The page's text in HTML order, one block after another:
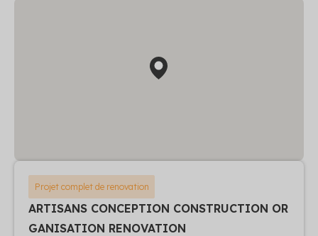
Projet complet de renovation
ARTISANS CONCEPTION CONSTRUCTION OR
GANISATION RENOVATION